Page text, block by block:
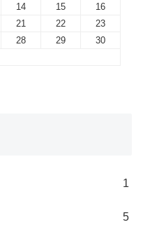
14 15
16
21 22
23
28 29
30
1
5